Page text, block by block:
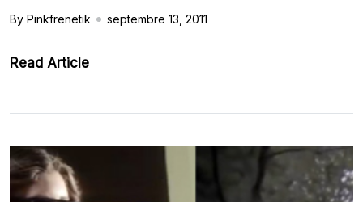
By Pinkfrenetik septembre 13, 2011
Read Article